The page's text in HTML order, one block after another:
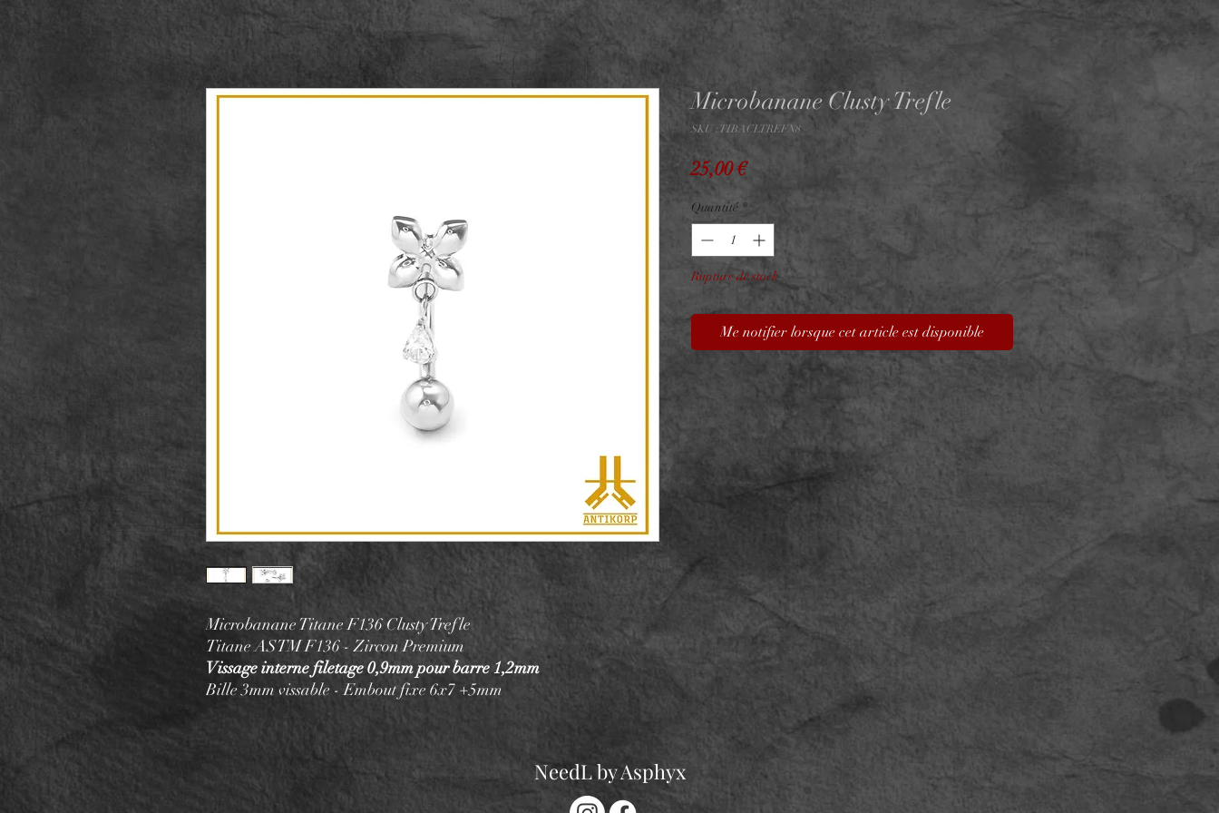
Microbanane Titane F136 Clusty Trefle
Titane ASTM F136 - Zircon Premium
Vissage interne filetage 0,9mm pour barre 1,2mm
Bille 3mm vissable - Embout fixe 6x7 +5mm
Microbanane Clusty Trefle
SKU : TIBACLTREFN8
25,00 €Prix
Quantité *
Rupture de stock
Me notifier lorsque cet article est disponible
NeedL by Asphyx